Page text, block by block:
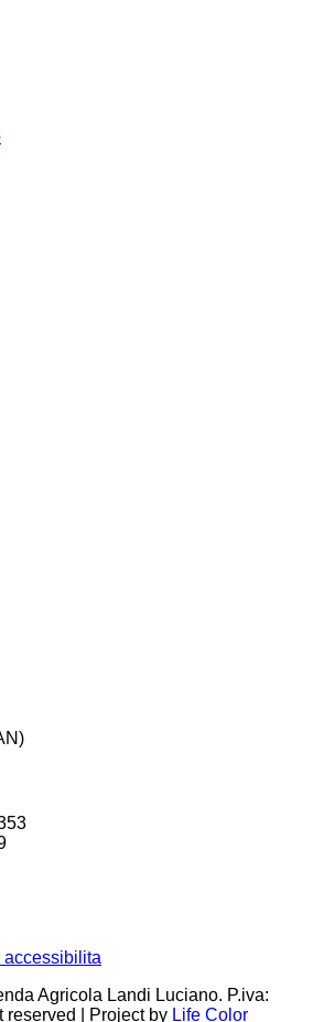
Agricola Landi Luciano. P.iva:
reserved | Project by Life Color